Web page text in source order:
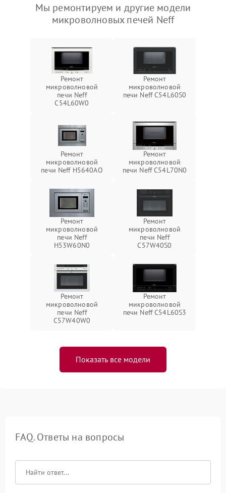
Мы ремонтируем и другие модели
микроволновых печей Neff
Ремонт
микроволновой
печи Neff
C54L60W0
Ремонт
микроволновой
печи Neff C54L60S0
Ремонт
микроволновой
печи Neff H5640AO
Ремонт
микроволновой
печи Neff C54L70N0
Ремонт
микроволновой
печи Neff
H53W60N0
Ремонт
микроволновой
печи Neff
C57W40S0
Ремонт
микроволновой
печи Neff
C57W40W0
Ремонт
микроволновой
печи Neff C54L60S3
Показать все модели
FAQ. Ответы на вопросы